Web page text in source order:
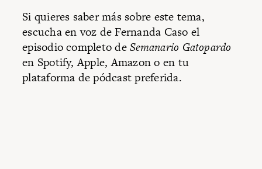
Si quieres saber más sobre este tema,
escucha en voz de Fernanda Caso el
episodio completo deSemanario Gatopardo
en Spotify, Apple, Amazon o en tu
plataforma de pódcast preferida.